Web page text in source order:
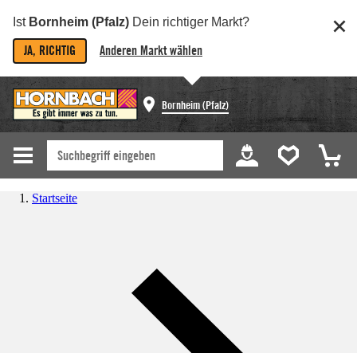
Ist Bornheim (Pfalz) Dein richtiger Markt?
JA, RICHTIG Anderen Markt wählen
Bornheim (Pfalz)
Startseite